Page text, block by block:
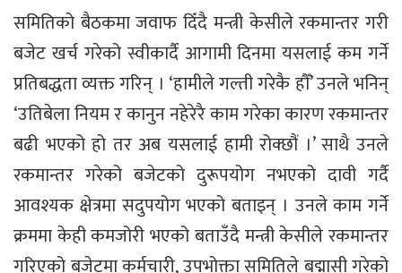
समितिको बैठकमा जवाफ दिँदै मन्त्री केसीले रकमान्तर गरी
बजेट खर्च गरेको स्वीकार्दै आगामी दिनमा यसलाई कम गर्ने
प्रतिबद्धता व्यक्त गरिन् । ‘हामीले गल्ती गरेकै हौँ’ उनले भनिन्
‘उतिबेला नियम र कानुन नहेरेरै काम गरेका कारण रकमान्तर
बढी भएको हो तर अब यसलाई हामी रोक्छौं ।’ साथै उनले
रकमान्तर गरेको बजेटको दुरूपयोग नभएको दावी गर्दै
आवश्यक क्षेत्रमा सदुपयोग भएको बताइन् । उनले काम गर्ने
क्रममा केही कमजोरी भएको बताउँदै मन्त्री केसीले रकमान्तर
गरिएको बजेटमा कर्मचारी, उपभोक्ता समितिले बद्मासी गरेको